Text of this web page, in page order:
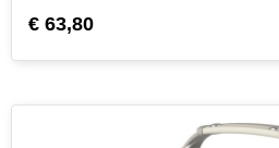
€ 63,80